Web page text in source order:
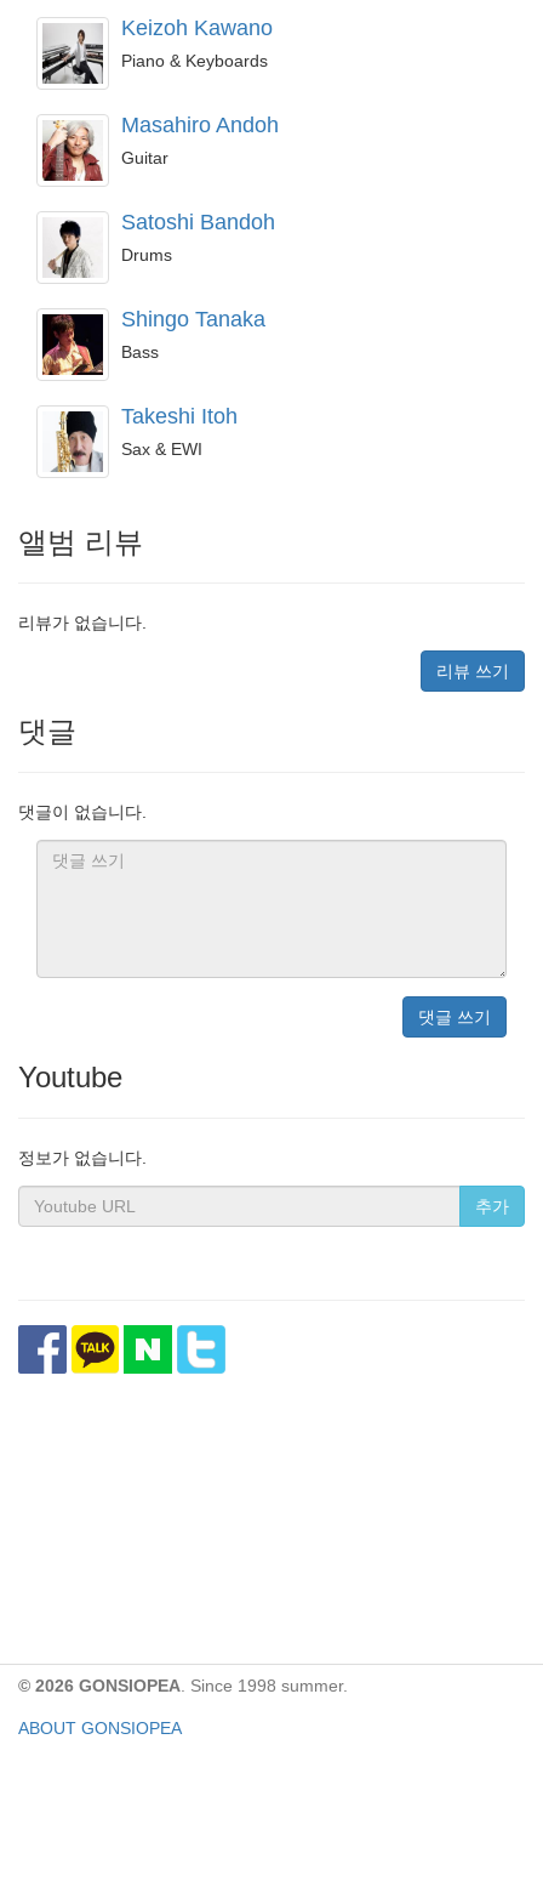
Keizoh Kawano
Piano & Keyboards
Masahiro Andoh
Guitar
Satoshi Bandoh
Drums
Shingo Tanaka
Bass
Takeshi Itoh
Sax & EWI
앨범 리뷰
리뷰가 없습니다.
리뷰 쓰기
댓글
댓글이 없습니다.
댓글 쓰기
Youtube
정보가 없습니다.
추가
© 2026 GONSIOPEA . Since 1998 summer.
ABOUT GONSIOPEA